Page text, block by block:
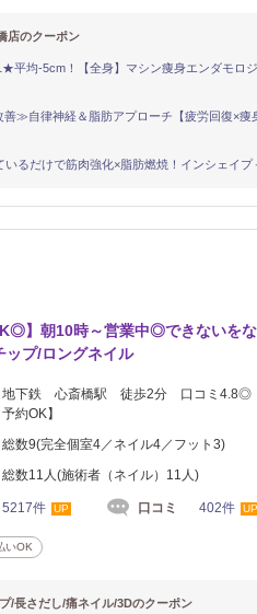
店のクーポン
平均-5cm！【全身】マシン痩身エンダモロ
≫自律神経＆脂肪アプローチ【疲労回復×痩
いるだけで筋肉強化×脂肪燃焼！インシェイプ
】朝10時～営業中◎できないを
プ/ロングネイル
地下鉄 心斎橋駅 徒歩2分 口コミ4.8◎【
予約OK】
総数9(完全個室4／ネイル4／フット3)
総数11人(施術者（ネイル）11人)
5217件 UP 口コミ 402件 UP
いOK
/長さだし/痛ネイル/3Dのクーポン